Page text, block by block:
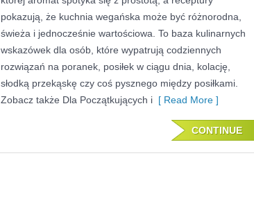
pokazują, że kuchnia wegańska może być różnorodna,
świeża i jednocześnie wartościowa. To baza kulinarnych
wskazówek dla osób, które wypatrują codziennych
rozwiązań na poranek, posiłek w ciągu dnia, kolację,
słodką przekąskę czy coś pysznego między posiłkami.
Zobacz także Dla Początkujących i [ Read More ]
CONTINUE